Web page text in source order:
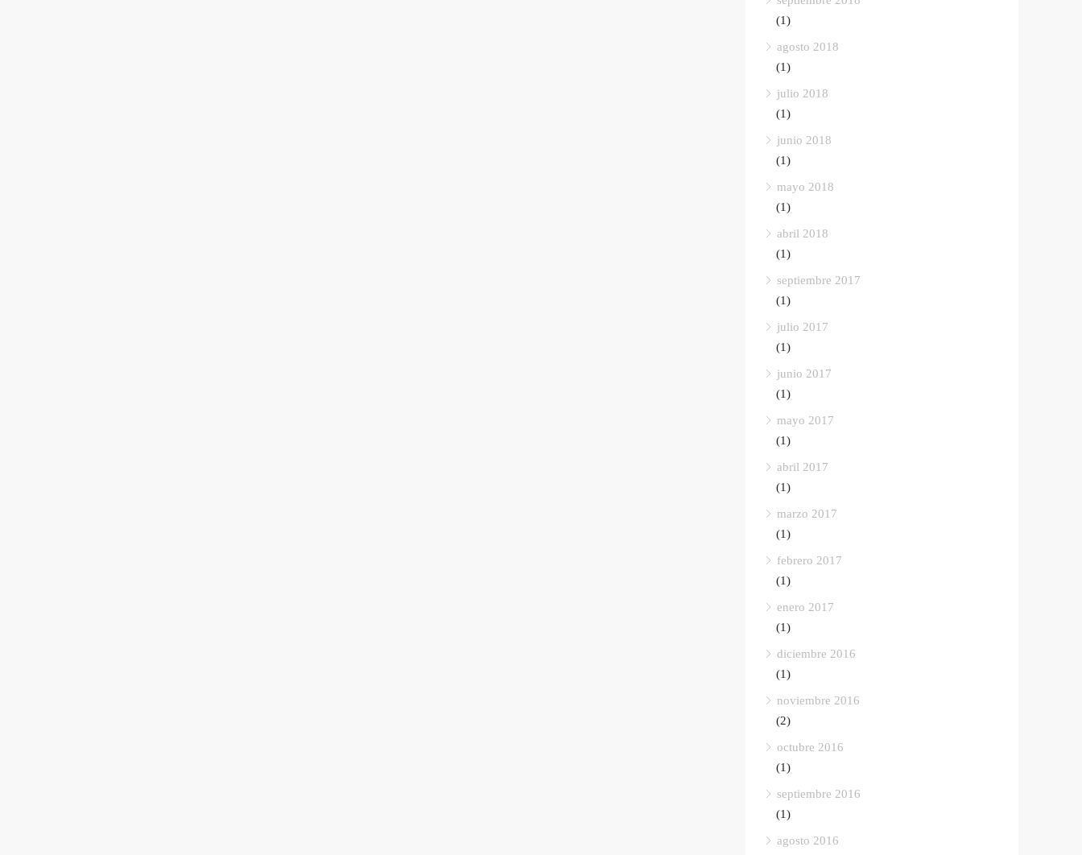
(1)
agosto 2018
(1)
julio 2018
(1)
junio 2018
(1)
mayo 2018
(1)
abril 2018
(1)
septiembre 2017
(1)
julio 2017
(1)
junio 2017
(1)
mayo 2017
(1)
abril 2017
(1)
marzo 2017
(1)
febrero 2017
(1)
enero 2017
(1)
diciembre 2016
(1)
noviembre 2016
(2)
octubre 2016
(1)
septiembre 2016
(1)
agosto 2016